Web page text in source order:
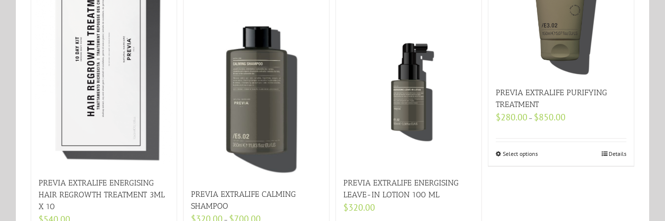
PREVIA EXTRALIFE ENERGISING
HAIR REGROWTH TREATMENT 3ML
X 10
PREVIA EXTRALIFE CALMING
SHAMPOO
$320.00 $700.00
PREVIA EXTRALIFE ENERGISING
LEAVE-IN LOTION 100 ML
$320.00
PREVIA EXTRALIFE PURIFYING
TREATMENT
$280.00 – $850.00
Select options Details